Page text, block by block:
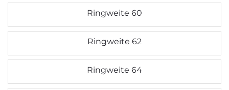
Ringweite 60
Ringweite 62
Ringweite 64